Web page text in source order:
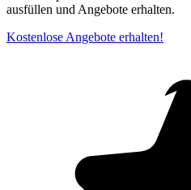
ausfüllen und Angebote erhalten.
Kostenlose Angebote erhalten!